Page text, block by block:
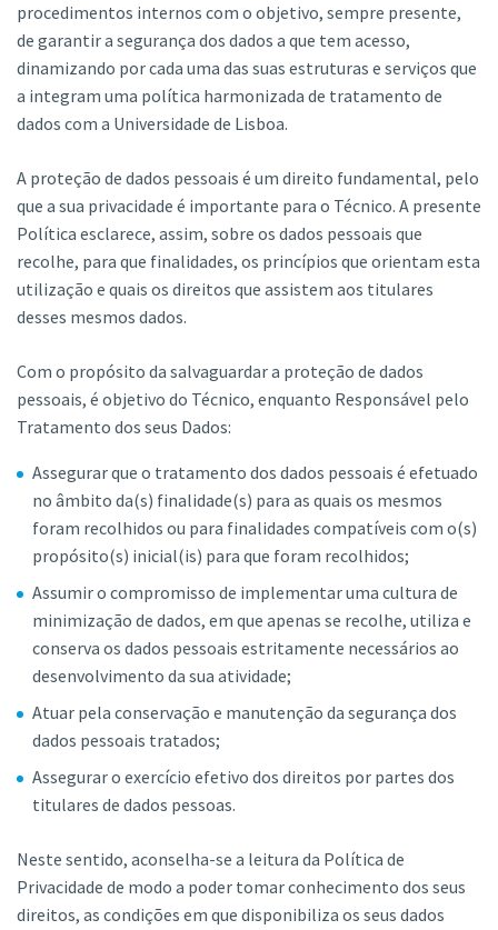
procedimentos internos com o objetivo, sempre presente,
de garantir a segurança dos dados a que tem acesso,
dinamizando por cada uma das suas estruturas e serviços que
a integram uma política harmonizada de tratamento de
dados com a Universidade de Lisboa.
A proteção de dados pessoais é um direito fundamental, pelo
que a sua privacidade é importante para o Técnico. A presente
Política esclarece, assim, sobre os dados pessoais que
recolhe, para que finalidades, os princípios que orientam esta
utilização e quais os direitos que assistem aos titulares
desses mesmos dados.
Com o propósito da salvaguardar a proteção de dados
pessoais, é objetivo do Técnico, enquanto Responsável pelo
Tratamento dos seus Dados:
Assegurar que o tratamento dos dados pessoais é efetuado
no âmbito da(s) finalidade(s) para as quais os mesmos
foram recolhidos ou para finalidades compatíveis com o(s)
propósito(s) inicial(is) para que foram recolhidos;
Assumir o compromisso de implementar uma cultura de
minimização de dados, em que apenas se recolhe, utiliza e
conserva os dados pessoais estritamente necessários ao
desenvolvimento da sua atividade;
Atuar pela conservação e manutenção da segurança dos
dados pessoais tratados;
Assegurar o exercício efetivo dos direitos por partes dos
titulares de dados pessoas.
Neste sentido, aconselha-se a leitura da Política de
Privacidade de modo a poder tomar conhecimento dos seus
direitos, as condições em que disponibiliza os seus dados